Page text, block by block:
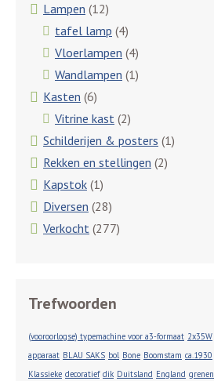
Lampen (12)
tafel lamp (4)
Vloerlampen (4)
Wandlampen (1)
Kasten (6)
Vitrine kast (2)
Schilderijen & posters (1)
Rekken en stellingen (2)
Kapstok (1)
Diversen (28)
Verkocht (277)
Trefwoorden
(vooroorlogse) typemachine voor a3-formaat 2x35W
apparaat BLAU SAKS bol Bone Boomstam ca.1930
Klassieke decoratief dik Duitsland England grenen